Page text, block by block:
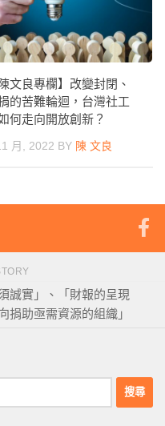
陳文良專欄】改變封閉、
的苦難輪迴，台灣社工
何走向開放創新？
月, 2022 BY 陳 文良
誠實」、「財報的呈現
捐助亟需資源的組織」